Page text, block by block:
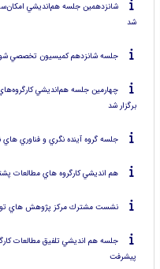
شانزدهمين جلسه هم‌انديشي
شد
جلسه شانزدهم كميسيون تخصصي
چهارمين جلسه هم‌انديشي
برگزار شد
جلسه گروه آينده نگري و فناوري
هم انديشي كارگروه هاي مطالعات
نشست مشترك مركز پژوهش هاي
جلسه هم انديشي تلفيق مطالعات
پيشرفت